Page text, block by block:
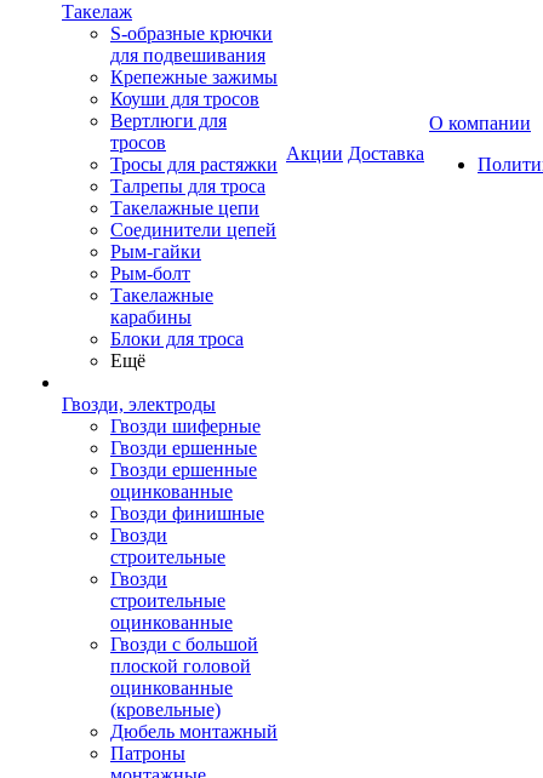
Такелаж
S-образные крючки
для подвешивания
Крепежные зажимы
Коуши для тросов
Вертлюги для
тросов
Тросы для растяжки
Талрепы для троса
Такелажные цепи
Соединители цепей
Рым-гайки
Рым-болт
Такелажные
карабины
Блоки для троса
Ещё
Гвозди, электроды
Гвозди шиферные
Гвозди ершенные
Гвозди ершенные
оцинкованные
Гвозди финишные
Гвозди
строительные
Гвозди
строительные
оцинкованные
Гвозди с большой
плоской головой
оцинкованные
(кровельные)
Дюбель монтажный
Патроны
Акции Доставка
О компании